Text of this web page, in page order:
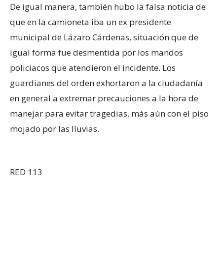
De igual manera, también hubo la falsa noticia de
que en la camioneta iba un ex presidente
municipal de Lázaro Cárdenas, situación que de
igual forma fue desmentida por los mandos
policiacos que atendieron el incidente. Los
guardianes del orden exhortaron a la ciudadanía
en general a extremar precauciones a la hora de
manejar para evitar tragedias, más aún con el piso
mojado por las lluvias.
RED 113